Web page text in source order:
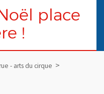
place
!
- arts du cirque